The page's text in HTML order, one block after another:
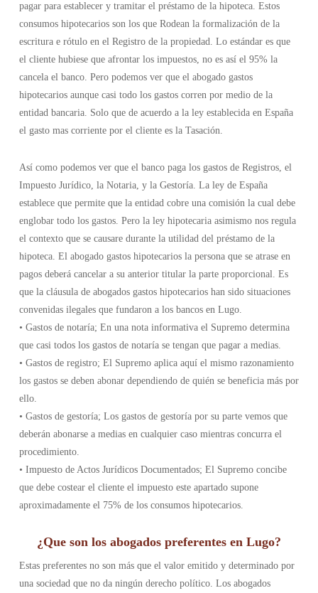
pagar para establecer y tramitar el préstamo de la hipoteca. Estos
consumos hipotecarios son los que Rodean la formalización de la
escritura e rótulo en el Registro de la propiedad. Lo estándar es que
el cliente hubiese que afrontar los impuestos, no es así el 95% la
cancela el banco. Pero podemos ver que el abogado gastos
hipotecarios aunque casi todo los gastos corren por medio de la
entidad bancaria. Solo que de acuerdo a la ley establecida en España
el gasto mas corriente por el cliente es la Tasación.
Así como podemos ver que el banco paga los gastos de Registros, el
Impuesto Jurídico, la Notaria, y la Gestoría. La ley de España
establece que permite que la entidad cobre una comisión la cual debe
englobar todo los gastos. Pero la ley hipotecaria asimismo nos regula
el contexto que se causare durante la utilidad del préstamo de la
hipoteca. El abogado gastos hipotecarios la persona que se atrase en
pagos deberá cancelar a su anterior titular la parte proporcional. Es
que la cláusula de abogados gastos hipotecarios han sido situaciones
convenidas ilegales que fundaron a los bancos en Lugo.
• Gastos de notaría; En una nota informativa el Supremo determina
que casi todos los gastos de notaría se tengan que pagar a medias.
• Gastos de registro; El Supremo aplica aquí el mismo razonamiento
los gastos se deben abonar dependiendo de quién se beneficia más por
ello.
• Gastos de gestoría; Los gastos de gestoría por su parte vemos que
deberán abonarse a medias en cualquier caso mientras concurra el
procedimiento.
• Impuesto de Actos Jurídicos Documentados; El Supremo concibe
que debe costear el cliente el impuesto este apartado supone
aproximadamente el 75% de los consumos hipotecarios.
¿Que son los abogados preferentes en Lugo?
Estas preferentes no son más que el valor emitido y determinado por
una sociedad que no da ningún derecho político. Los abogados